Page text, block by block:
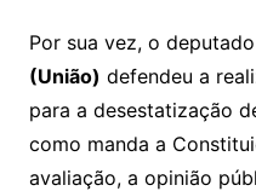
Por sua vez, o deputado
(União) defendeu a
para a desestatização
como manda a
avaliação, a opinião